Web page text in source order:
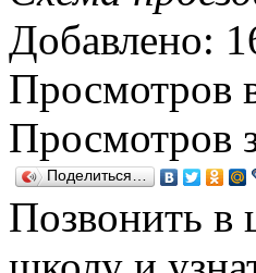
Добавлено:
Просмотров
Просмотров
Поделиться…
Позвонить в